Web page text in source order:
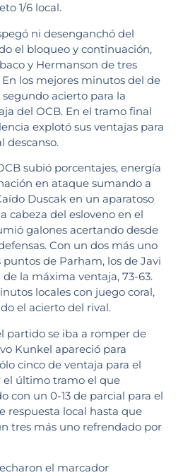
1/6 local.
ni desenganchó del
el bloqueo y continuación,
y Hermanson de tres
los mejores minutos del de
acierto para la
del OCB. En el tramo final
explotó sus ventajas para
descanso.
subió porcentajes, energía
en ataque sumando a
Duscak en un aparatoso
cabeza del esloveno en el
galones acertando desde
Con un dos más uno
puntos de Parham, los de Javi
la máxima ventaja, 73-63.
locales con juego coral,
el acierto del rival.
partido se iba a romper de
Kunkel apareció para
cinco de ventaja para el
el último tramo el que
con un 0-13 de parcial para el
respuesta local hasta que
tres más uno refrendado por
el marcador